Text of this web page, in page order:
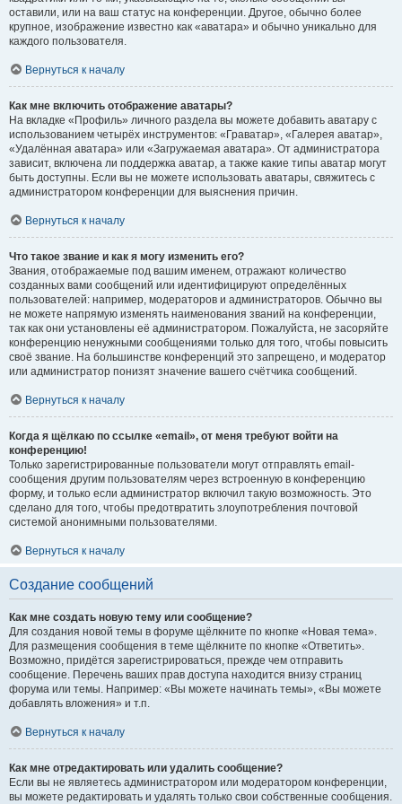
оставили, или на ваш статус на конференции. Другое, обычно более
крупное, изображение известно как «аватара» и обычно уникально для
каждого пользователя.
Вернуться к началу
Как мне включить отображение аватары?
На вкладке «Профиль» личного раздела вы можете добавить аватару с
использованием четырёх инструментов: «Граватар», «Галерея аватар»,
«Удалённая аватара» или «Загружаемая аватара». От администратора
зависит, включена ли поддержка аватар, а также какие типы аватар могут
быть доступны. Если вы не можете использовать аватары, свяжитесь с
администратором конференции для выяснения причин.
Вернуться к началу
Что такое звание и как я могу изменить его?
Звания, отображаемые под вашим именем, отражают количество
созданных вами сообщений или идентифицируют определённых
пользователей: например, модераторов и администраторов. Обычно вы
не можете напрямую изменять наименования званий на конференции,
так как они установлены её администратором. Пожалуйста, не засоряйте
конференцию ненужными сообщениями только для того, чтобы повысить
своё звание. На большинстве конференций это запрещено, и модератор
или администратор понизят значение вашего счётчика сообщений.
Вернуться к началу
Когда я щёлкаю по ссылке «email», от меня требуют войти на
конференцию!
Только зарегистрированные пользователи могут отправлять email-
сообщения другим пользователям через встроенную в конференцию
форму, и только если администратор включил такую возможность. Это
сделано для того, чтобы предотвратить злоупотребления почтовой
системой анонимными пользователями.
Вернуться к началу
Создание сообщений
Как мне создать новую тему или сообщение?
Для создания новой темы в форуме щёлкните по кнопке «Новая тема».
Для размещения сообщения в теме щёлкните по кнопке «Ответить».
Возможно, придётся зарегистрироваться, прежде чем отправить
сообщение. Перечень ваших прав доступа находится внизу страниц
форума или темы. Например: «Вы можете начинать темы», «Вы можете
добавлять вложения» и т.п.
Вернуться к началу
Как мне отредактировать или удалить сообщение?
Если вы не являетесь администратором или модератором конференции,
вы можете редактировать и удалять только свои собственные сообщения.